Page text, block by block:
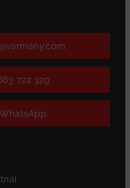
722 329
WhatsApp